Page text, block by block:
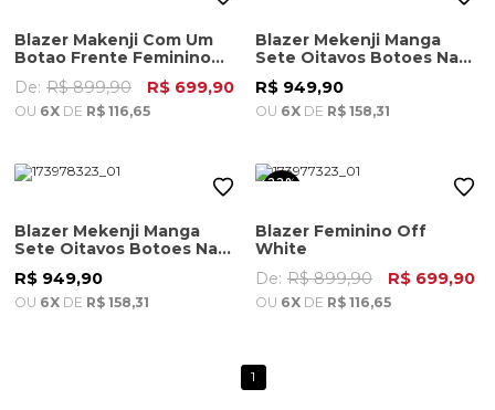
Blazer Makenji Com Um
Botao Frente Feminino
De: R$ 899,90 R$ 699,90
OU 6X DE R$ 116,65
Blazer Mekenji Manga
Sete Oitavos Botoes Na
Manga Feminino Nude
R$ 949,90
OU 6X DE R$ 158,31
Blazer Mekenji Manga
Sete Oitavos Botoes Na
Manga Feminino Off
White
R$ 949,90
OU 6X DE R$ 158,31
22%
Blazer Feminino Off
White
De: R$ 899,90 R$ 699,90
OU 6X DE R$ 116,65
1